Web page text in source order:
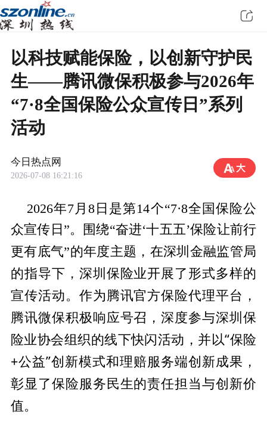
以科技赋能保险，以创新守护民
生——腾讯微保积极参与2026年
“7·8全国保险公众宣传日”系列
活动
今日热点网
2026-07-08 16:21:16
2026年7月8日是第14个“7·8全国保险公
众宣传日”。围绕“奋进‘十五五’保险让前行
更有底气”的年度主题，在深圳 金融监管局
的指导下，深圳保险业开展了形式多样的
宣传活动。作为腾讯官方保险代理平台，
腾讯微保积极响应号召，深度参与深圳保
险业协会组织的线下快闪活动，并以“保险
+公益”创新模式和理赔服务端创新成果，
彰显了保险服务民生的责任担当与创新价
值。